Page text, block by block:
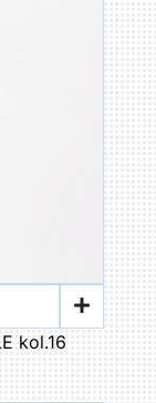
kol.16